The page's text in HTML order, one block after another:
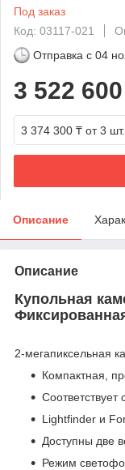
Под заказ
Код: 03117-021
Отправка с 04
3 522 600
3 374 300 ₸ от 3 шт.
Описание
Описание
Купольная
2-мегапиксельная
Компактная,
Соответствует
Lightfinder и
Доступны две
Режим светофо